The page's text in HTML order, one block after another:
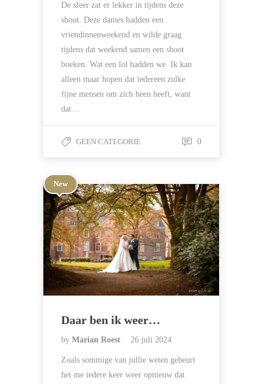
De sfeer zat er lekker in tijdens deze
shoot. Deze dames hadden een
vriendinnenweekend en wilde graag
tijdens dat weekend samen een shoot
boeken. Wat een lol hadden we. Ik kan
alleen maar hopen dat iedereen zulke
fijne mensen om zich heen heeft, want
dat…
GEEN CATEGORIE 0
New
Daar ben ik weer…
by Marian Roest 26 juli 2024
Zoals sommige van jullie weten gebeurt
het me iedere keer weer opnieuw dat